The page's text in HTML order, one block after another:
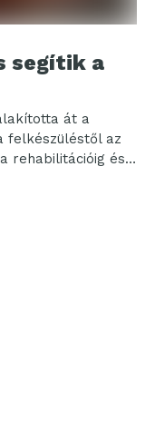
segítik a
át a
felkészüléstől az
rehabilitációig és